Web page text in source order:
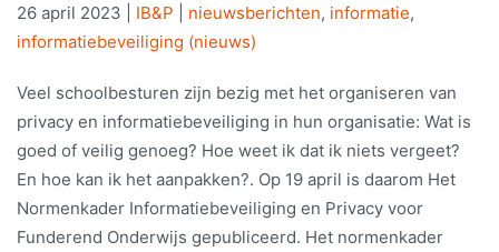
26 april 2023 IB&P nieuwsberichten, informatie,
informatiebeveiliging (nieuws)
Veel schoolbesturen zijn bezig met het organiseren van
privacy en informatiebeveiliging in hun organisatie: Wat is
goed of veilig genoeg? Hoe weet ik dat ik niets vergeet?
En hoe kan ik het aanpakken?. Op 19 april is daarom Het
Normenkader Informatiebeveiliging en Privacy voor
Funderend Onderwijs gepubliceerd. Het normenkader